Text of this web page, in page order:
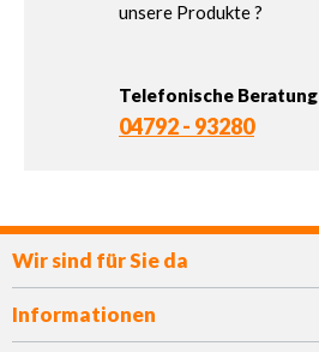
unsere Produkte ?
Telefonische Beratung
04792 - 93280
Wir sind für Sie da
Informationen